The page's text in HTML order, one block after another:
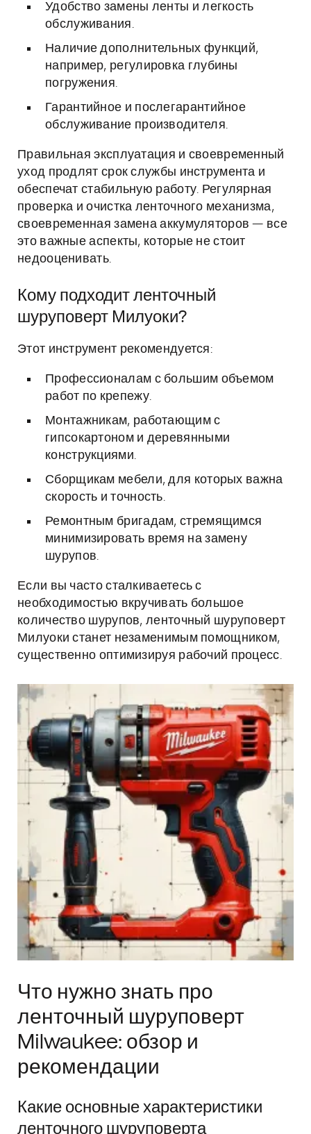
Удобство замены ленты и легкость
обслуживания.
Наличие дополнительных функций,
например, регулировка глубины
погружения.
Гарантийное и послегарантийное
обслуживание производителя.
Правильная эксплуатация и своевременный
уход продлят срок службы инструмента и
обеспечат стабильную работу. Регулярная
проверка и очистка ленточного механизма,
своевременная замена аккумуляторов — все
это важные аспекты, которые не стоит
недооценивать.
Кому подходит ленточный
шуруповерт Милуоки?
Этот инструмент рекомендуется:
Профессионалам с большим объемом
работ по крепежу.
Монтажникам, работающим с
гипсокартоном и деревянными
конструкциями.
Сборщикам мебели, для которых важна
скорость и точность.
Ремонтным бригадам, стремящимся
минимизировать время на замену
шурупов.
Если вы часто сталкиваетесь с
необходимостью вкручивать большое
количество шурупов, ленточный шуруповерт
Милуоки станет незаменимым помощником,
существенно оптимизируя рабочий процесс.
Что нужно знать про
ленточный шуруповерт
Milwaukee: обзор и
рекомендации
Какие основные характеристики
ленточного шуруповерта